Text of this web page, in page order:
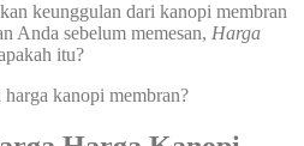
keunggulan dari kanopi membran
Anda sebelum memesan, Harga
itu?
kanopi membran?